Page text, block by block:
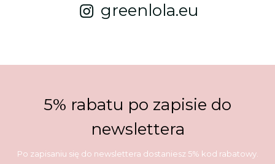
greenlola.eu
5% rabatu po zapisie do
newslettera
Po zapisaniu się do newslettera dostaniesz 5% kod rabatowy.